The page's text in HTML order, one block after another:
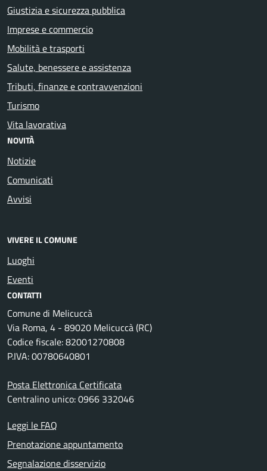
Giustizia e sicurezza pubblica
Imprese e commercio
Mobilità e trasporti
Salute, benessere e assistenza
Tributi, finanze e contravvenzioni
Turismo
Vita lavorativa
NOVITÀ
Notizie
Comunicati
Avvisi
VIVERE IL COMUNE
Luoghi
Eventi
CONTATTI
Comune di Melicuccà
Via Roma, 4 - 89020 Melicuccà (RC)
Codice fiscale: 82001270808
P.IVA: 00780640801
Posta Elettronica Certificata
Centralino unico: 0966 332046
Leggi le FAQ
Prenotazione appuntamento
Segnalazione disservizio